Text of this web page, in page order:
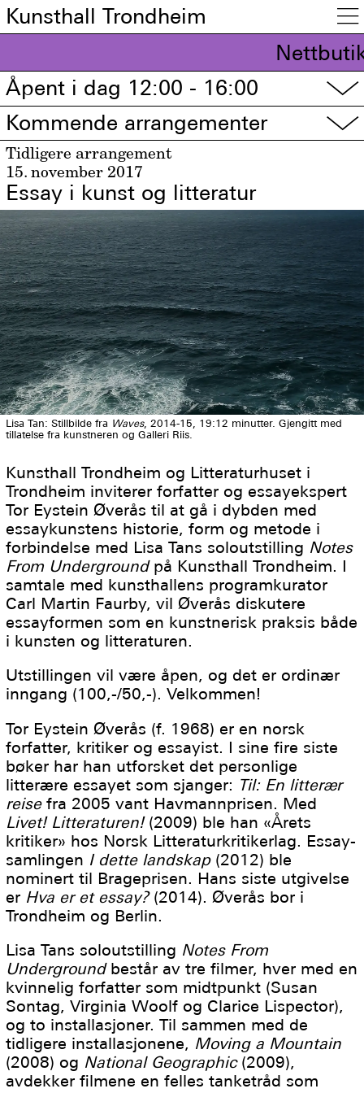
Kunsthall Trondheim 
Åpent i dag 12:00 - 16:00
▽
Kommende arrangementer ▽
Tidligere arrangement
15. november 2017
Essay i kunst og litteratur
Lisa Tan: Stillbilde fra Waves, 2014-15, 19:12 minutter. Gjengitt med
tillatelse fra kunstneren og Galleri Riis.
Kunsthall Trondheim og Litteraturhuset i
Trondheim inviterer forfatter og essayekspert
Tor Eystein Øverås til at gå i dybden med
essaykunstens historie, form og metode i
forbindelse med Lisa Tans soloutstilling Notes
From Underground på Kunsthall Trondheim. I
samtale med kunsthallens programkurator
Carl Martin Faurby, vil Øverås diskutere
essayformen som en kunstnerisk praksis både
i kunsten og litteraturen.
Utstillingen vil være åpen, og det er ordinær
inngang (100,-/50,-). Velkommen!
Tor Eystein Øverås (f. 1968) er en norsk
forfatter, kritiker og essayist. I sine fire siste
bøker har han utforsket det personlige
litterære essayet som sjanger: Til: En litterær
reisefra 2005 vant Havmannprisen. Med
Livet! Litteraturen!(2009) ble han «Årets
kritiker» hos Norsk Litteraturkritikerlag. Essay-
samlingen I dette landskap (2012) ble
nominert til Brageprisen. Hans siste utgivelse
er Hva er et essay?(2014). Øverås bor i
Trondheim og Berlin.
Lisa Tans soloutstilling Notes From
Underground består av tre filmer, hver med en
kvinnelig forfatter som midtpunkt (Susan
Sontag, Virginia Woolf og Clarice Lispector),
og to installasjoner. Til sammen med de
tidligere installasjonene, Moving a Mountain
(2008) og National Geographic(2009),
avdekker filmene en felles tanketråd som